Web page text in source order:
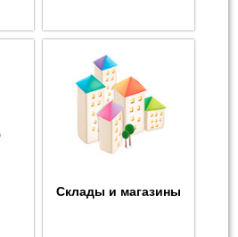
Склады и магазины